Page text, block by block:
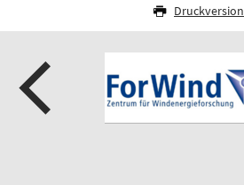
Druckversion